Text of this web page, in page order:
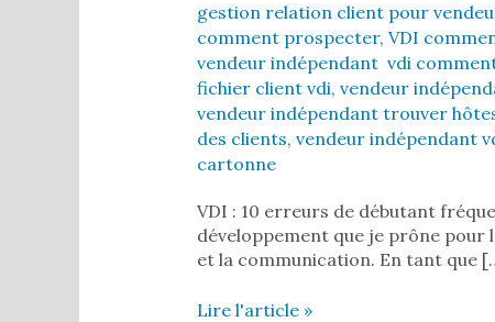
gestion relation client pour
comment prospecter, VDI
vendeur indépendant vdi
fichier client vdi, vendeur
vendeur indépendant trouver
des clients, vendeur indépendant
cartonne
VDI : 10 erreurs de débutant
développement que je prône pour
et la communication. En tant que
Lire l'article »